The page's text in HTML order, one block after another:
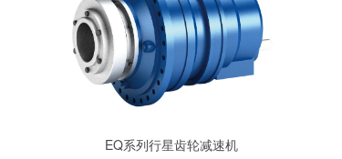
EQ系列行星齿轮减速机